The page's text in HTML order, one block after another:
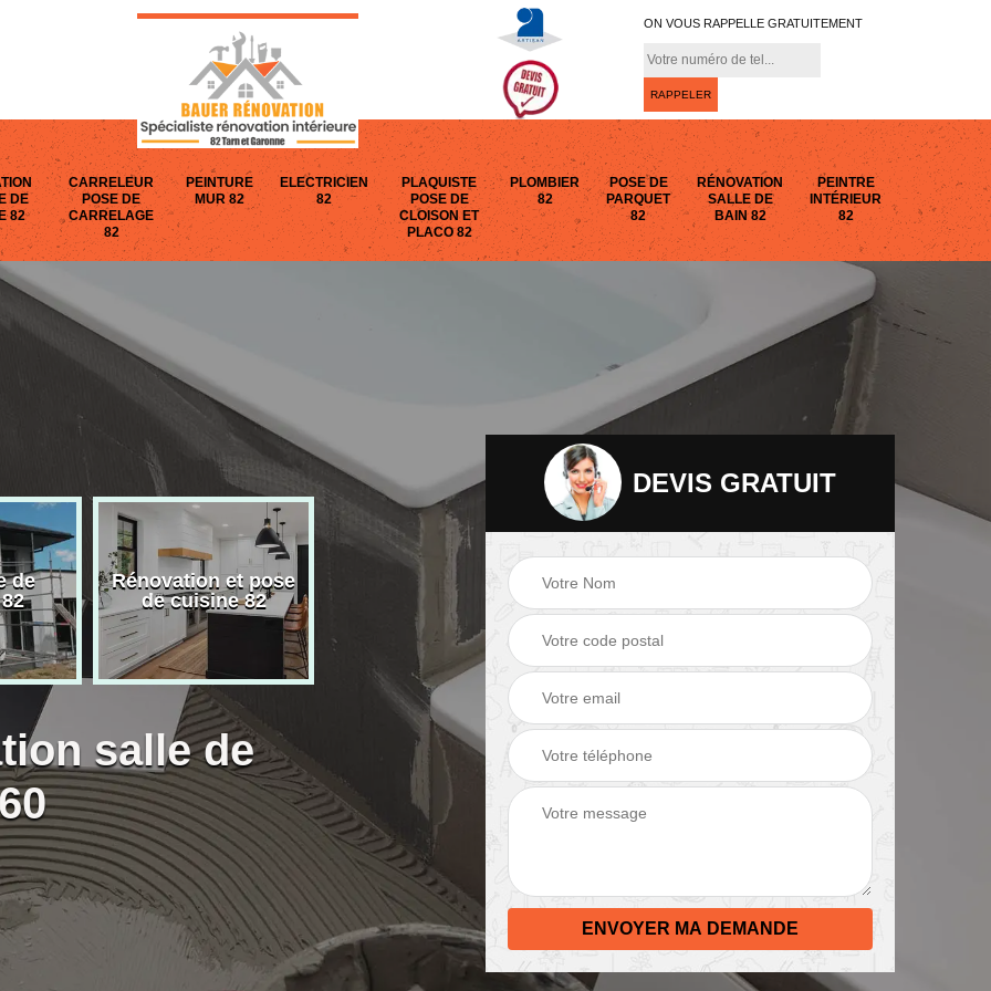
ON VOUS RAPPELLE GRATUITEMENT
DE
82
CARRELEUR
POSE DE
CARRELAGE
82
PEINTURE
MUR 82
ELECTRICIEN
82
PLAQUISTE
POSE DE
CLOISON ET
PLACO 82
PLOMBIER
82
POSE DE
PARQUET
82
RÉNOVATION
SALLE DE
BAIN 82
PEINTRE
INTÉRIEUR
82
de
Rénovation et pose
de cuisine 82
Carreleur pose de
carrelage 82
Peinture mur 82 Electricien 82
salle de
DEVIS GRATUIT